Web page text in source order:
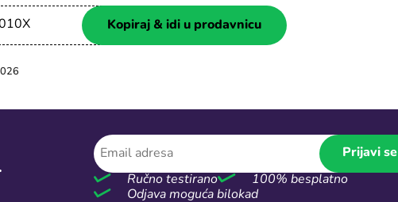
Kopiraj & idi u prodavnicu
Prijavi se
Ručno testirano
100% besplatno
Odjava moguća bilokad